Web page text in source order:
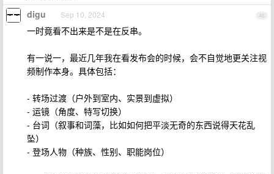
46
digu Sep 10, 2024
一时竟看不出来是不是在反串。
有一说一，最近几年我在看发布会的时候，会不自觉地更关注视
频制作本身。具体包括：
- 转场过渡（户外到室内、实景到虚拟）
- 运镜（角度、特写切换）
- 台词（叙事和词藻，比如如何把平淡无奇的东西说得天花乱
坠）
- 登场人物（种族、性别、职能岗位）